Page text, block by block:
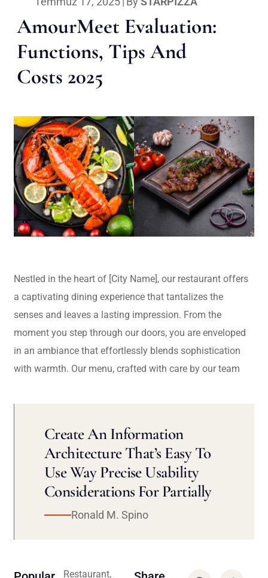
AmourMeet Evaluation:
Functions, Tips And
Costs 2025
Nestled in the heart of [City Name], our restaurant offers
a captivating dining experience that tantalizes the
senses and leaves a lasting impression. From the
moment you step through our doors, you are enveloped
in an ambiance that effortlessly blends sophistication
with warmth. Our menu, crafted with care by our team
Create An Information
Architecture That’s Easy To
Use Way Precise Usability
Considerations For Partially
Ronald M. Spino
Restaurant,